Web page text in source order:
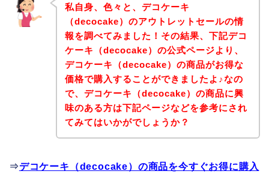
私自身、色々と、デコケーキ
（decocake）のアウトレットセールの情
報を調べてみました！その結果、下記デコ
ケーキ（decocake）の公式ページより、
デコケーキ（decocake）の商品がお得な
価格で購入することができましたよ♪なの
で、デコケーキ（decocake）の商品に興
味のある方は下記ページなどを参考にされ
てみてはいかがでしょうか？
⇒デコケーキ（decocake）の商品を今すぐお得に購入